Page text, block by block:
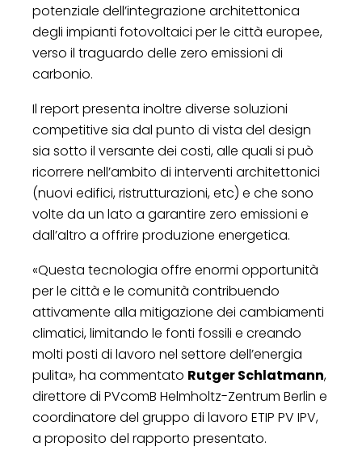
potenziale dell’integrazione architettonica
degli impianti fotovoltaici per le città europee,
verso il traguardo delle zero emissioni di
carbonio.
Il report presenta inoltre diverse soluzioni
competitive sia dal punto di vista del design
sia sotto il versante dei costi, alle quali si può
ricorrere nell’ambito di interventi architettonici
(nuovi edifici, ristrutturazioni, etc) e che sono
volte da un lato a garantire zero emissioni e
dall’altro a offrire produzione energetica.
«Questa tecnologia offre enormi opportunità
per le città e le comunità contribuendo
attivamente alla mitigazione dei cambiamenti
climatici, limitando le fonti fossili e creando
molti posti di lavoro nel settore dell’energia
pulita», ha commentato Rutger Schlatmann,
direttore di PVcomB Helmholtz-Zentrum Berlin e
coordinatore del gruppo di lavoro ETIP PV IPV,
a proposito del rapporto presentato.